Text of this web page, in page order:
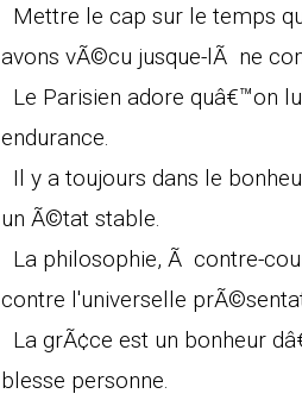
Mettre le cap sur le temps
avons vÃ©cu jusque-lÃ ne
Le Parisien adore quâ€™on
endurance.
Il y a toujours dans le
un Ã©tat stable.
La philosophie, Ã contre-
contre l'universelle
La grÃ¢ce est un bonheur
blesse personne.